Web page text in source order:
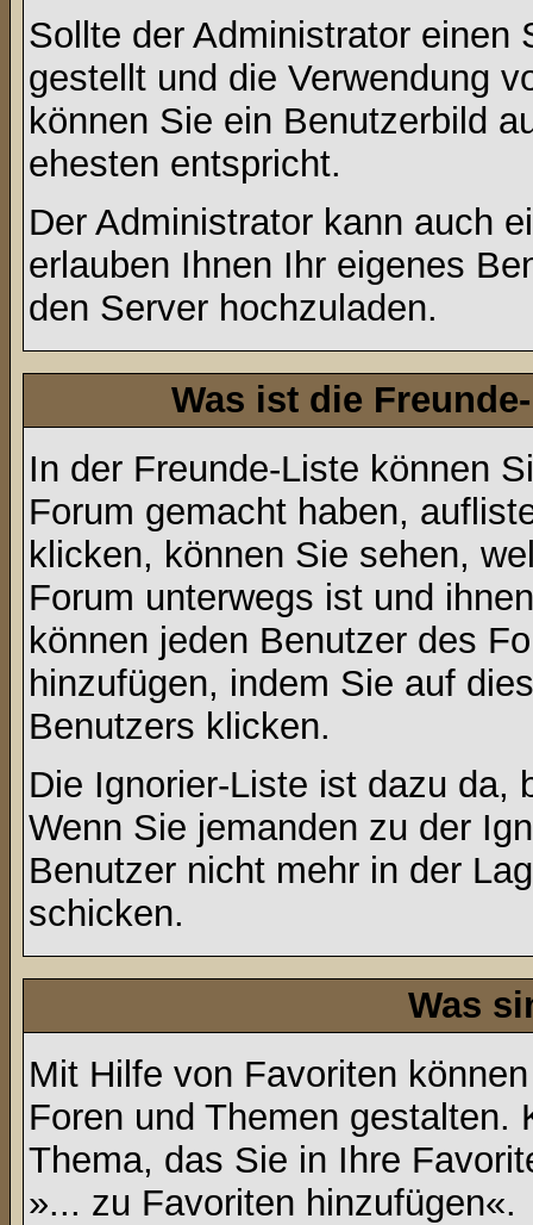
Sollte der Administrator einen
gestellt und die Verwendung
können Sie ein Benutzerbild
ehesten entspricht.
Der Administrator kann auch
erlauben Ihnen Ihr eigenes
den Server hochzuladen.
Was ist die
In der Freunde-Liste können
Forum gemacht haben,
klicken, können Sie sehen,
Forum unterwegs ist und
können jeden Benutzer des
hinzufügen, indem Sie auf
Benutzers klicken.
Die Ignorier-Liste ist dazu da,
Wenn Sie jemanden zu der
Benutzer nicht mehr in der
schicken.
Was
Mit Hilfe von Favoriten
Foren und Themen gestalten.
Thema, das Sie in Ihre
»... zu Favoriten hinzufügen«.